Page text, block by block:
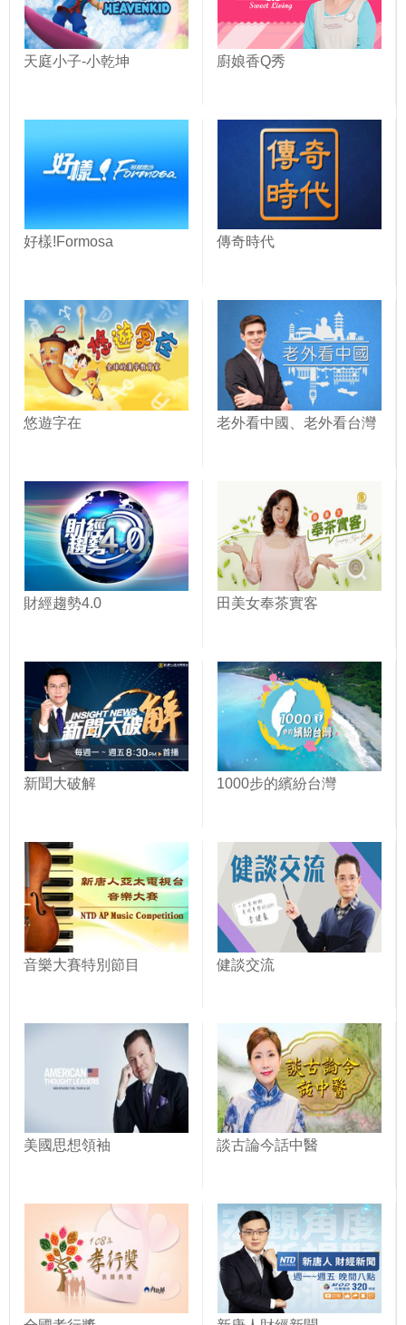
天庭小子-小乾坤 廚娘香Q秀
好樣!Formosa 傳奇時代
悠遊字在 老外看中國、老外看台灣
財經趨勢4.0 田美女奉茶實客
新聞大破解 1000步的繽紛台灣
音樂大賽特別節目 健談交流
美國思想領袖 談古論今話中醫